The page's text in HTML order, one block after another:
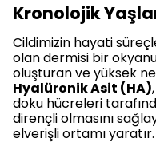
Kronolojik
Cildimizin hayati
olan dermisi bir
oluşturan ve yüksek
Hyalüronik Asit (HA)
doku hücreleri
dirençli olmasını
elverişli ortamı yaratır.